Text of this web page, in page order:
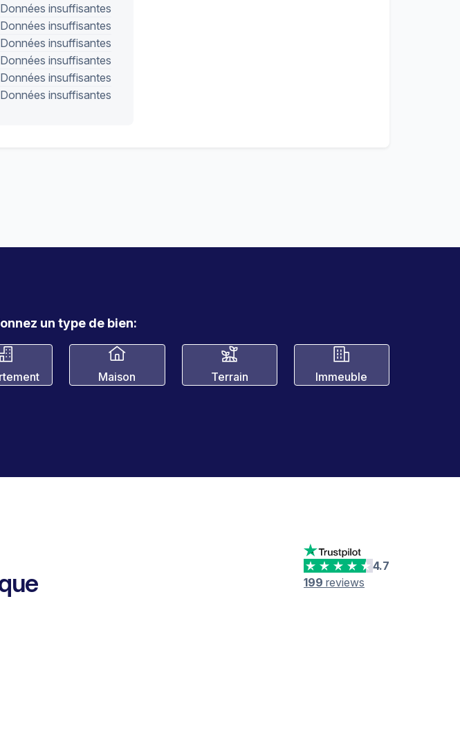
Données insuffisantes
Données insuffisantes
Données insuffisantes
Données insuffisantes
Données insuffisantes
Données insuffisantes
un type de bien:
Maison Terrain Immeuble
4.7
199 reviews